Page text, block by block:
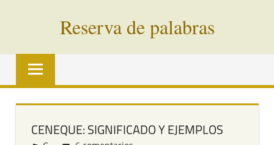
Reserva de palabras
Palabras
vías
CENEQUE: SIGNIFICADO Y EJEMPLOS